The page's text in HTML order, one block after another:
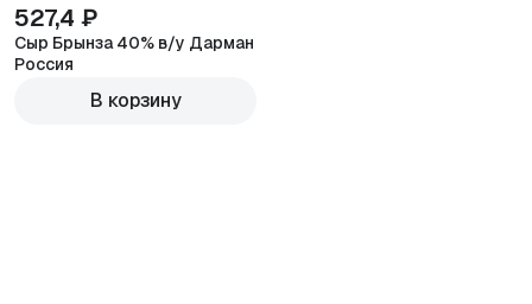
527,4 ₽
Сыр Брынза 40% в/у Дарман
Россия
В корзину